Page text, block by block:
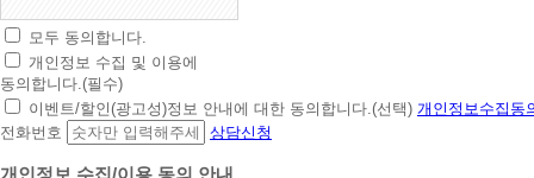
초
간
편
상
담
모두 동의합니다.
개인정보 수집 및 이용에
동의합니다.(필수)
이벤트/할인(광고성)정보 안내에 대한 동의합니다.(선택) 개인정보수집동
전화번호
상담신청